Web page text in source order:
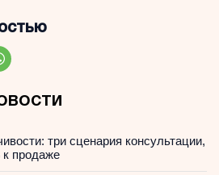
три сценария консультации,
продаже